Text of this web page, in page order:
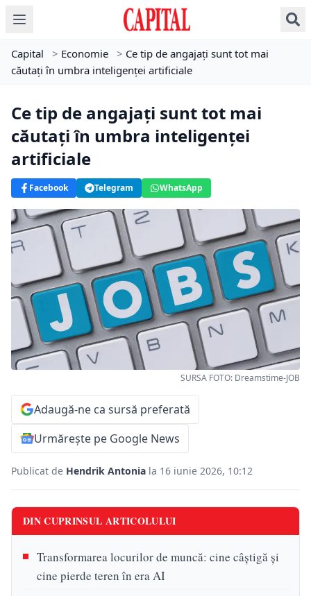
Capital > Economie > Ce tip de angajați sunt tot mai
căutați în umbra inteligenței artificiale
Ce tip de angajați sunt tot mai
căutați în umbra inteligenței
artificiale
Facebook Telegram WhatsApp
SURSA FOTO: Dreamstime-JOB
Adaugă-ne ca sursă preferată
Urmărește pe Google News
Publicat de Hendrik Antonia la 16 iunie 2026, 10:12
DIN CUPRINSUL ARTICOLULUI
Transformarea locurilor de muncă: cine câștigă și
cine pierde teren în era AI